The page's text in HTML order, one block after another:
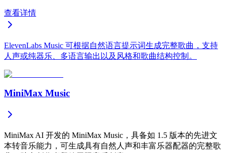
查看详情
ElevenLabs Music 可根据自然语言提示词生成完整歌曲，支持
人声或纯器乐、多语言输出以及风格和歌曲结构控制。
MiniMax Music
MiniMax AI 开发的 MiniMax Music，具备如 1.5 版本的先进文
本转音乐能力，可生成具有自然人声和丰富乐器配器的完整歌